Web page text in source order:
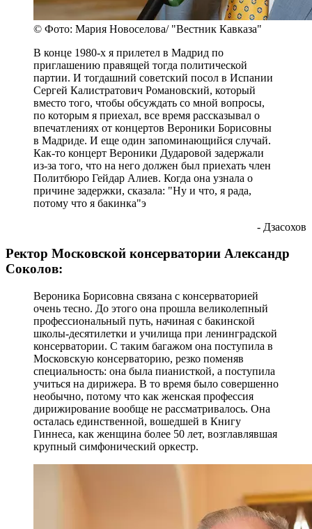
© Фото: Мария Новоселова/ "Вестник Кавказа"
В конце 1980-х я прилетел в Мадрид по
приглашению правящей тогда политической
партии. И тогдашний советский посол в Испании
Сергей Калистратович Романовский, который
вместо того, чтобы обсуждать со мной вопросы,
по которым я приехал, все время рассказывал о
впечатлениях от концертов Вероники Борисовны
в Мадриде. И еще один запоминающийся случай.
Как-то концерт Вероники Дударовой задержали
из-за того, что на него должен был приехать член
Политбюро Гейдар Алиев. Когда она узнала о
причине задержки, сказала: "Ну и что, я рада,
потому что я бакинка"э
- Дзасохов
Ректор Московской консерватории Александр
Соколов:
Вероника Борисовна связана с консерваторией
очень тесно. До этого она прошла великолепный
профессиональный путь, начиная с бакинской
школы-десятилетки и училища при ленинградской
консерватории. С таким багажом она поступила в
Московскую консерваторию, резко поменяв
специальность: она была пианисткой, а поступила
учиться на дирижера. В то время было совершенно
необычно, потому что как женская профессия
дирижирование вообще не рассматривалось. Она
осталась единственной, вошедшей в Книгу
Гиннеса, как женщина более 50 лет, возглавлявшая
крупный симфонический оркестр.